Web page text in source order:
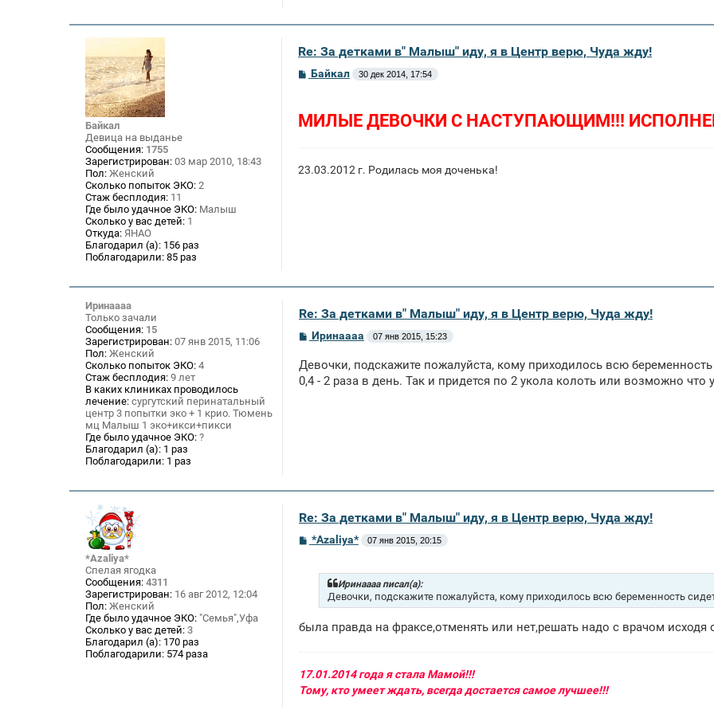
Байкал
Девица на выданье
Сообщения: 1755
Зарегистрирован: 03 мар 2010, 18:43
Пол: Женский
Сколько попыток ЭКО: 2
Стаж бесплодия: 11
Где было удачное ЭКО: Малыш
Сколько у вас детей: 1
Откуда: ЯНАО
Благодарил (а): 156 раз
Поблагодарили: 85 раз
Re: За детками в" Малыш" иду, я в Центр верю, Чуда жду!
С
щ
е
Байкал 30 дек 2014, 17:54
МИЛЫЕ ДЕВОЧКИ С НАСТУПАЮЩИМ!!!
23.03.2012 г. Родилась моя доченька!
Иринаааа
Только зачали
Сообщения: 15
Зарегистрирован: 07 янв 2015, 11:06
Пол: Женский
Сколько попыток ЭКО: 4
Стаж бесплодия: 9 лет
В каких клиниках проводилось
лечение: сургутский перинатальный
центр 3 попытки эко + 1 крио. Тюмень
мц Малыш 1 эко+икси+пикси
Где было удачное ЭКО: ?
Благодарил (а): 1 раз
Поблагодарили: 1 раз
Re: За детками в" Малыш" иду, я в Центр верю, Чуда жду!
С
б
щ
Иринаааа 07 янв 2015, 15:23
Девочки, подскажите пожалуйста, кому приходилось всю
0,4 - 2 раза в день. Так и придется по 2 укола колоть или возможно что
*Azaliya*
Спелая ягодка
Сообщения: 4311
Зарегистрирован: 16 авг 2012, 12:04
Пол: Женский
Где было удачное ЭКО: "Семья",Уфа
Сколько у вас детей: 3
Благодарил (а): 170 раз
Поблагодарили: 574 раза
Re: За детками в" Малыш" иду, я в Центр верю, Чуда жду!
С
е
*Azaliya* 07 янв 2015, 20:15
Иринаааа писал(а):
Девочки, подскажите пожалуйста, кому приходилось всю беременность
была правда на фраксе,отменять или нет,решать надо с врачом исходя
17.01.2014 года я стала Мамой!!!
Тому, кто умеет ждать, всегда достается самое лучшее!!!